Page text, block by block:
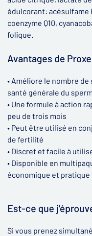
édulcorant: acésulfame
coenzyme Q10,
folique.
Avantages de
• Améliore le nombre
santé générale du
• Une formule à action
peu de trois mois
• Peut être utilisé en
de fertilité
• Discret et facile à
• Disponible en
économique et pratique
Est-ce que
Si vous prenez